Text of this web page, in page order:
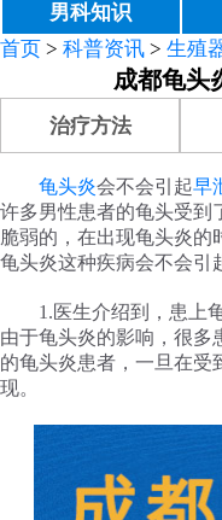
男科知识
首页 > 科普资讯 > 生殖
成都龟头
治疗方法
龟头炎会不会引起早
许多男性患者的龟头受到
脆弱的，在出现龟头炎的
龟头炎这种疾病会不会引
1.医生介绍到，患上
由于龟头炎的影响，很多
的龟头炎患者，一旦在受
现。